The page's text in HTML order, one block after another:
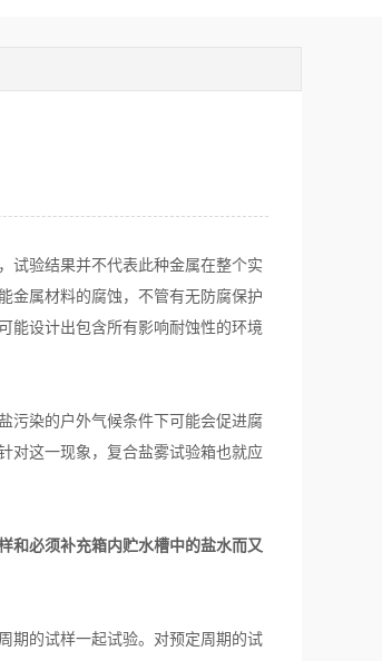
验结果并不代表此种金属在整个实
金属材料的腐蚀，不管有无防腐保护
能设计出包含所有影响耐蚀性的环境
染的户外气候条件下可能会促进腐
对这一现象，复合盐雾试验箱也就应
和必须补充箱内贮水槽中的盐水而又
的试样一起试验。对预定周期的试